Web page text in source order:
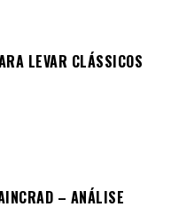
LEVAR CLÁSSICOS
– ANÁLISE